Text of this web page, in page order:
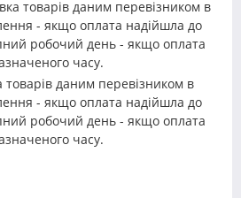
товарів даним перевізником в
- якщо оплата надійшла до
робочий день - якщо оплата
часу.
товарів даним перевізником в
- якщо оплата надійшла до
робочий день - якщо оплата
часу.